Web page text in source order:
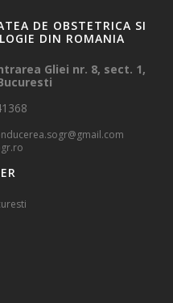
DE OBSTETRICA SI
DIN ROMANIA
Gliei nr. 8, sect. 1,